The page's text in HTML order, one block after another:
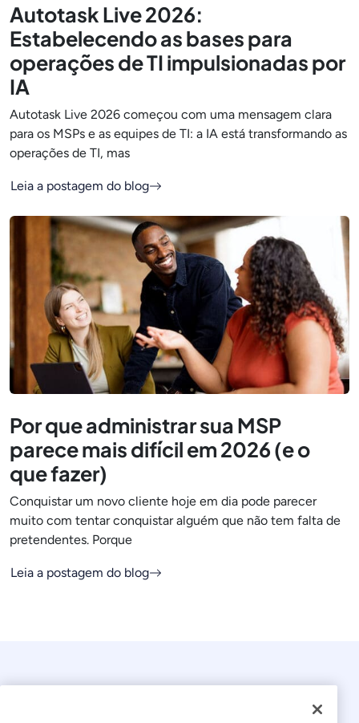
Autotask Live 2026:
Estabelecendo as bases para
operações de TI impulsionadas por
IA
Autotask Live 2026 começou com uma mensagem clara
para os MSPs e as equipes de TI: a IA está transformando as
operações de TI, mas
Leia a postagem do blog
Por que administrar sua MSP
parece mais difícil em 2026 (e o
que fazer)
Conquistar um novo cliente hoje em dia pode parecer
muito com tentar conquistar alguém que não tem falta de
pretendentes. Porque
Leia a postagem do blog